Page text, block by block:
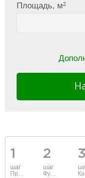
Площадь, м2
1
шаг
Проект
2
шаг
Фундамент
3